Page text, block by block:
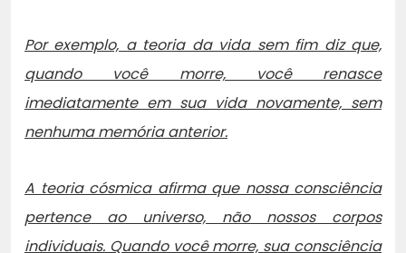
Por exemplo, a teoria da vida sem fim diz que,
quando você morre, você renasce
imediatamente em sua vida novamente, sem
nenhuma memória anterior.
A teoria cósmica afirma que nossa consciência
pertence ao universo, não nossos corpos
individuais. Quando você morre, sua consciência